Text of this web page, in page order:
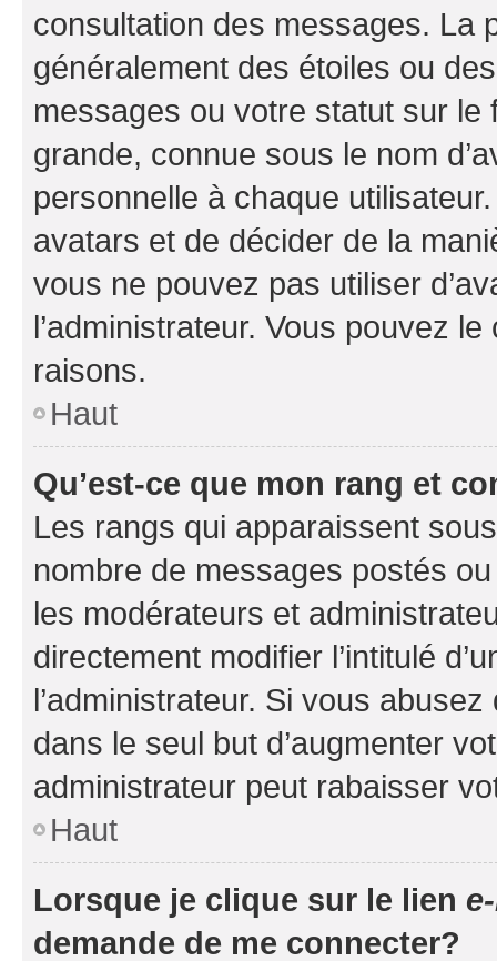
consultation des messages. La
généralement des étoiles ou
messages ou votre statut sur
grande, connue sous le nom
personnelle à chaque utilisateur.
avatars et de décider de la
vous ne pouvez pas utiliser
l’administrateur. Vous pouvez
raisons.
Haut
Qu’est-ce que mon rang et
Les rangs qui apparaissent
nombre de messages postés
les modérateurs et
directement modifier l’intitulé
l’administrateur. Si vous
dans le seul but d’augmenter
administrateur peut rabaisser
Haut
Lorsque je clique sur le lien
demande de me connecter?